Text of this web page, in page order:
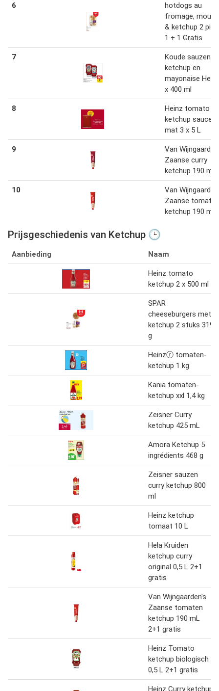
6
hotdogs au
fromage,
& ketchup 2
1 + 1 Gratis
7
Koude sauzen,
ketchup en
mayonaise
x 400 ml
8
Heinz tomato
ketchup sauce-
mat 3 x 5 L
9
Van
Zaanse curry
ketchup 190 mL
10
Van
Zaanse tomaten
ketchup 190 mL
Prijsgeschiedenis van Ketchup 🕒
Aanbieding Naam
Heinz tomato
ketchup 2 x 500 ml
SPAR
cheeseburgers met
ketchup 2 stuks 319
g
Heinzⓡ tomaten-
ketchup 1 kg
Kania tomaten-
ketchup xxl 1,4 kg
Zeisner Curry
ketchup 425 mL
Amora Ketchup 5
ingrédients 468 g
Zeisner sauzen
curry ketchup 800
ml
Heinz ketchup
tomaat 10 L
Hela Kruiden
ketchup curry
original 0,5 L 2+1
gratis
Van Wijngaarden's
Zaanse tomaten
ketchup 190 mL
2+1 gratis
Heinz Tomato
ketchup biologisch
0,5 L 2+1 gratis
Heinz Curry ketchup